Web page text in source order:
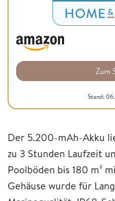
Zum
Stand:
Der 5.200-mAh-Akku
zu 3 Stunden Laufzeit
Poolböden bis 180 m²
Gehäuse wurde für